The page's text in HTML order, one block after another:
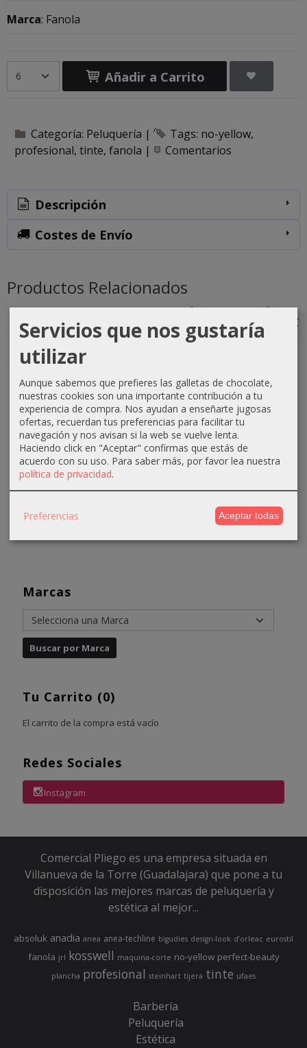
Marcas
Tu Carrito (0)
El carrito de la compra está vacío
Redes Sociales
Instagram
Marca: Fanola
Añadir a Carrito
Categoría: Peluquería | Tags: no-yellow
profesional tinte fanola | Comentarios
Descripción
Costes de Envío
Productos Relacionados
-1 €
Crema
oxigenada
Techline
1000ml
20...
2,90 €
3,90 €
Crema
oxigenada
Techline
75ml 40...
0,70 €
1,10 €
-3 €
Crema
oxigenada
Absoluk
1000ml
20...
3,50 €
-3 €
Crema
oxigenada
1000ml
3,50 €
Comercial Pliego es una empresa situada en
Villanueva de la Torre (Guadalajara) que pone a tu
disposición las mejores marcas de peluquería y
estética al mejor...
absoluk anadia anea anea-techline bigudies design-look d’orleac eurostil
fanola jrl kosswell maquina-corte no-yellow perfect-beauty
plancha profesional steinhart tijera tinte ufaes
Barbería
Peluquería
Estética
Servicios que nos gustaría
utilizar
Aunque sabemos que prefieres las galletas de chocolate,
nuestras cookies son una importante contribución a tu
experiencia de compra. Nos ayudan a enseñarte jugosas
ofertas, recuerdan tus preferencias para facilitar tu
navegación y nos avisan si la web se vuelve lenta.
Haciendo click en "Aceptar" confirmas que estás de
acuerdo con su uso. Para saber más, por favor lea nuestra
política de privacidad.
Preferencias Aceptar todas